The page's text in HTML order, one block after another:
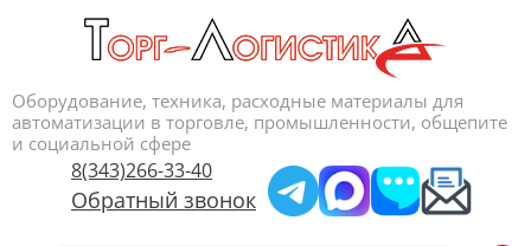
Оборудование, техника, расходные материалы для
автоматизации в торговле, промышленности, общепите
и социальной сфере
8(343)266-33-40
Обратный звонок